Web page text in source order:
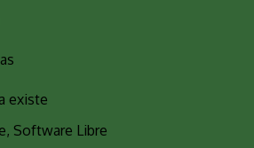
existe
Software Libre